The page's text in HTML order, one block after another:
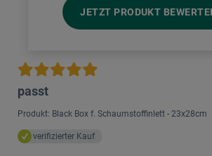
JETZT PRODUKT
passt
Produkt: Black Box f. Schaumstoffinlett - 23x28cm
verifizierter Kauf